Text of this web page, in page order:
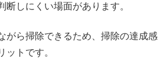
断しにくい場面があります。
がら掃除できるため、掃除の達成感
ットです。